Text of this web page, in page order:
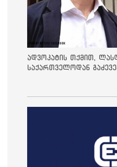
ადვოკატის თქმით,
საქართველოდან